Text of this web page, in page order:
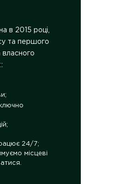
в 2015 році,
та першого
власного
24/7;
місцеві